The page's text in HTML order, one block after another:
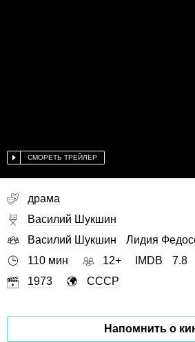
СМОРЕТЬ ТРЕЙЛЕР
драма
Василий Шукшин
Василий Шукшин
Лидия
110 мин
12+ IMDB
7.8
1973
СССР
Напомнить о